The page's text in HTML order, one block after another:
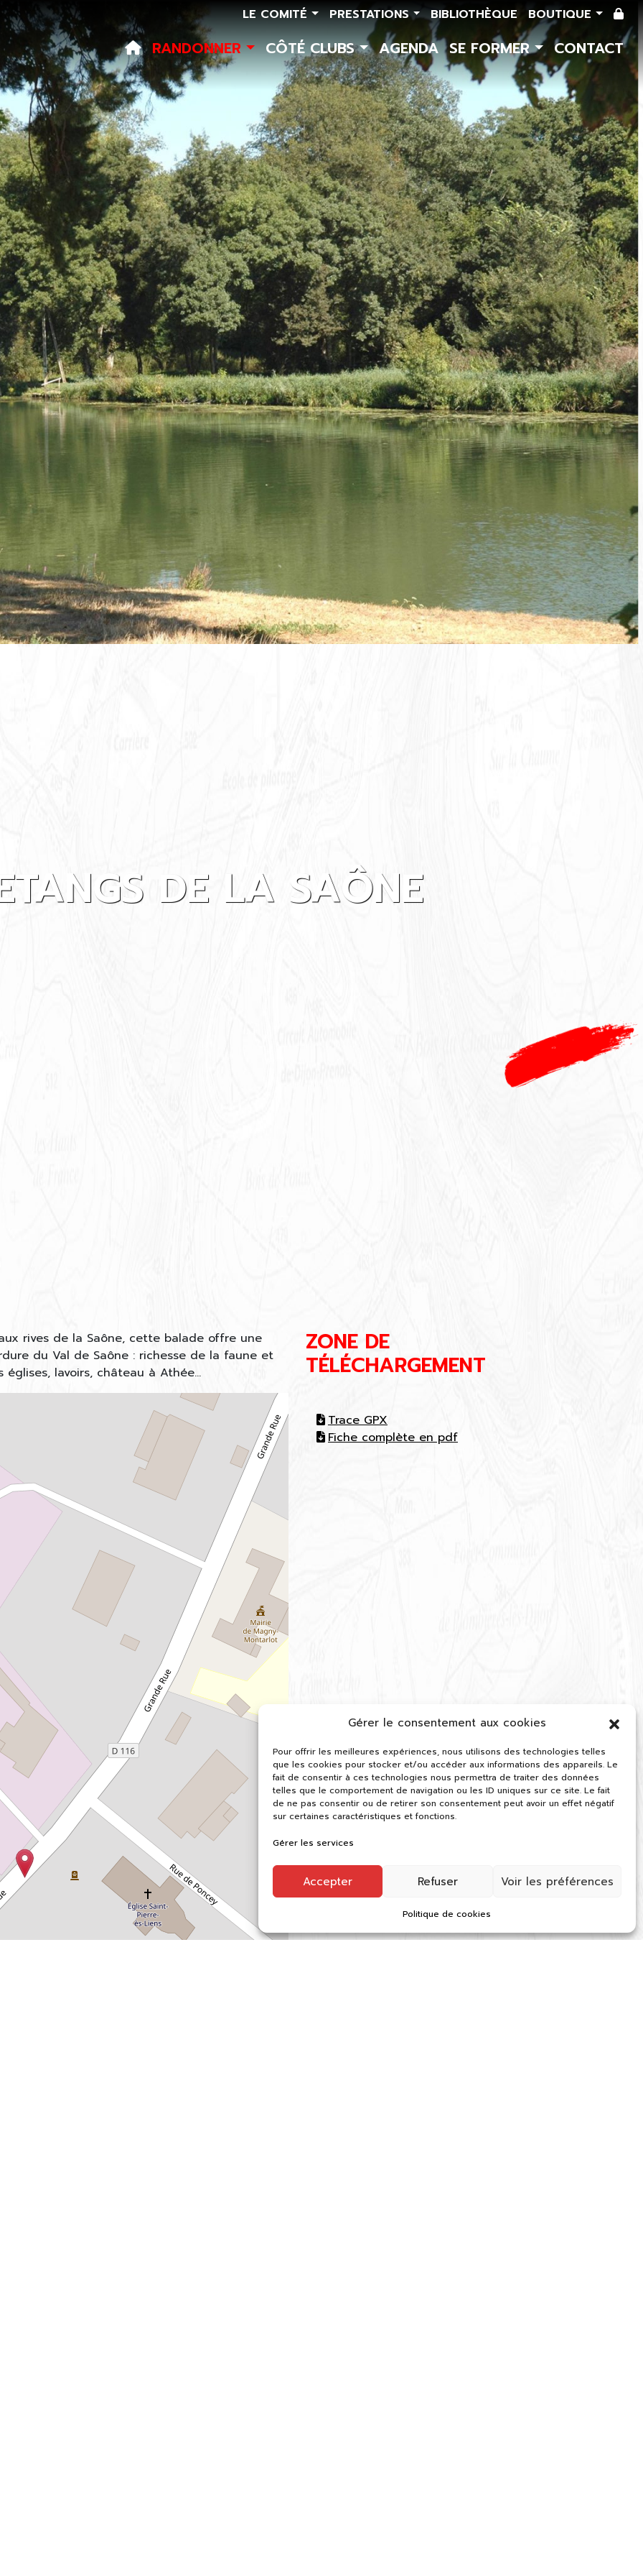
Gérer le consentement aux cookies
Pour offrir les meilleures expériences, nous utilisons des technologies telles
que les cookies pour stocker et/ou accéder aux informations des appareils. Le
fait de consentir à ces technologies nous permettra de traiter des données
telles que le comportement de navigation ou les ID uniques sur ce site. Le fait
de ne pas consentir ou de retirer son consentement peut avoir un effet négatif
sur certaines caractéristiques et fonctions.
Gérer les services
Accepter Refuser Voir les préférences
Politique de cookies
LE COMITÉ PRESTATIONS BIBLIOTHÈQUE BOUTIQUE
RANDONNER CÔTÉ CLUBS AGENDA SE FORMER CONTACT
DE LA SAÔNE
rives de la Saône, cette balade offre une
du Val de Saône : richesse de la faune et
lavoirs, château à Athée…
ZONE DE
TÉLÉCHARGEMENT
Trace GPX
Fiche complète en pdf